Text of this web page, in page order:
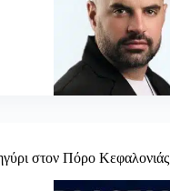
στον Πόρο Κεφαλονιάς